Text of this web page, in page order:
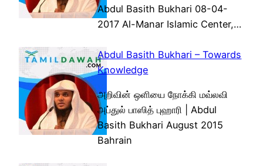
Abdul Basith Bukhari 08-04-
2017 Al-Manar Islamic Center,…
Abdul Basith Bukhari – Towards
Knowledge
அறிவின் ஒளியை நோக்கி மவ்லவி
அப்துல் பாஸித் புஹாரி | Abdul
Basith Bukhari August 2015
Bahrain